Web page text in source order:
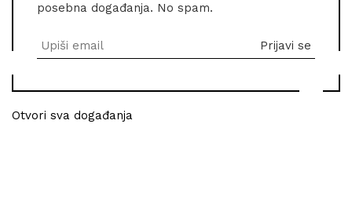
posebna događanja. No spam.
Otvori sva događanja